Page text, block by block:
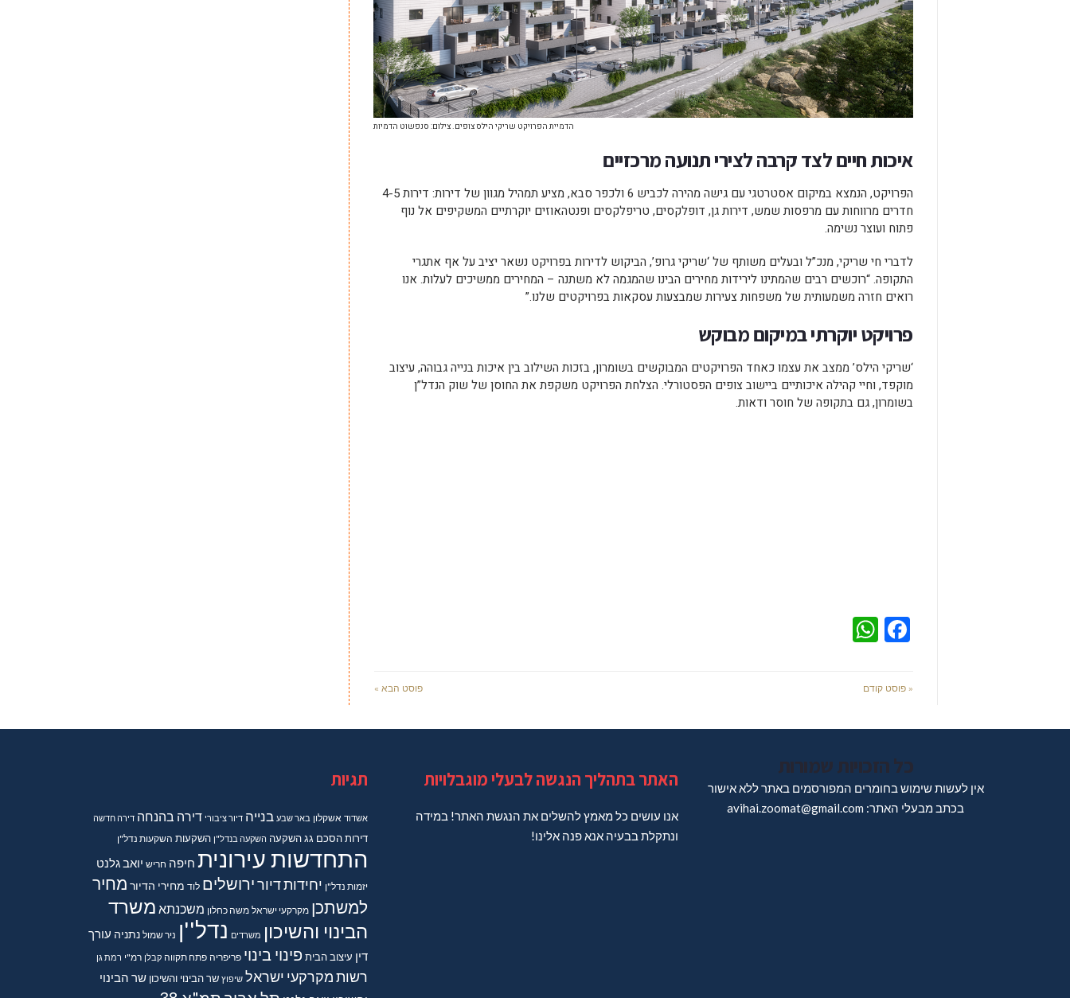
הדמיית הפרויקט שריקי הילס צופים. צילום: סנפשוט הדמיות
איכות חיים לצד קרבה לצירי תנועה מרכזיים
הפרויקט, הנמצא במיקום אסטרטגי עם גישה מהירה לכביש 6 ולכפר סבא, מציע תמהיל מגוון של דירות: דירות 4-5
חדרים מרווחות עם מרפסות שמש, דירות גן, דופלקסים, טריפלקסים ופנטהאוזים יוקרתיים המשקיפים אל נוף
פתוח ועוצר נשימה.
לדברי חי שריקי, מנכ”ל ובעלים משותף של ‘שריקי גרופ’, הביקוש לדירות בפרויקט נשאר יציב על אף אתגרי
התקופה. “רוכשים רבים שהמתינו לירידות מחירים הבינו שהמגמה לא משתנה – המחירים ממשיכים לעלות. אנו
רואים חזרה משמעותית של משפחות צעירות שמבצעות עסקאות בפרויקטים שלנו.”
פרויקט יוקרתי במיקום מבוקש
‘שריקי הילס’ ממצב את עצמו כאחד הפרויקטים המבוקשים בשומרון, בזכות השילוב בין איכות בנייה גבוהה, עיצוב
מוקפד, וחיי קהילה איכותיים ביישוב צופים הפסטורלי. הצלחת הפרויקט משקפת את החוסן של שוק הנדל”ן
בשומרון, גם בתקופה של חוסר ודאות.
Facebook
« פוסט קודם פוסט הבא »
כל הזכויות שמורות
אין לעשות שימוש בחומרים המפורסמים באתר ללא אישור
בכתב מבעלי האתר: avihai.zoomat@gmail.com
האתר בתהליך הנגשה לבעלי מוגבלויות
אנו עושים כל מאמץ להשלים את הנגשת האתר! במידה
ונתקלת בבעיה אנא פנה אלינו!
תגיות
אשדוד אשקלון באר שבע בנייה דיור ציבורי דירה בהנחה דירה חדשה
דירותהסכם גגהשקעה השקעה בנדל"ן השקעות השקעות נדל"ן
התחדשות עירונית חיפה חריש יואב גלנט
יזמות נדל"ן יחידות דיורירושלים לוד מחירי הדיור מחיר
למשתכן מקרקעי ישראל משה כחלון משכנתא משרד
הבינוי והשיכון משרדים נדל''ן ניר שמול נתניה עורך
דין עיצוב הבית פינוי בינוי פריפריה פתח תקווה קבלן רמ"י רמת גן
רשות מקרקעי ישראל שיפוץ שר הבינוי והשיכון שר הבינוי